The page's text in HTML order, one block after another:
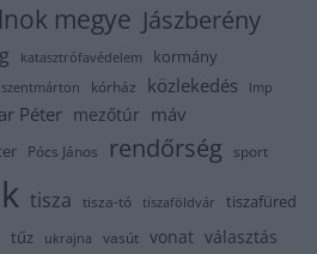
megye Jászberény
katasztrófavédelem kormány
kórház közlekedés lmp
Péter mezőtúr máv
Pócs János rendőrség sport
tisza tisza-tó tiszaföldvár tiszafüred
tűz ukrajna vasút vonat választás